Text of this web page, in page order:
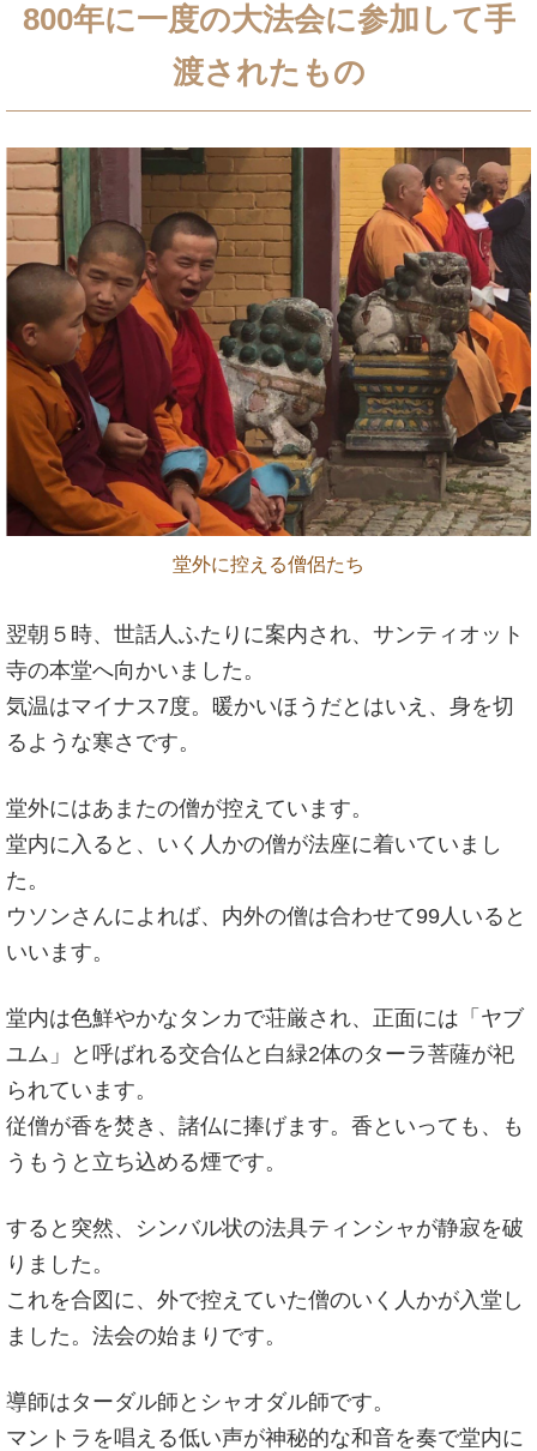
800年に一度の大法会に参加して手
渡されたもの
堂外に控える僧侶たち
翌朝５時、世話人ふたりに案内され、サンティオット
寺の本堂へ向かいました。
気温はマイナス7度。暖かいほうだとはいえ、身を切
るような寒さです。
堂外にはあまたの僧が控えています。
堂内に入ると、いく人かの僧が法座に着いていまし
た。
ウソンさんによれば、内外の僧は合わせて99人いると
いいます。
堂内は色鮮やかなタンカで荘厳され、正面には「ヤブ
ユム」と呼ばれる交合仏と白緑2体のターラ菩薩が祀
られています。
従僧が香を焚き、諸仏に捧げます。香といっても、も
うもうと立ち込める煙です。
すると突然、シンバル状の法具ティンシャが静寂を破
りました。
これを合図に、外で控えていた僧のいく人かが入堂し
ました。法会の始まりです。
導師はターダル師とシャオダル師です。
マントラを唱える低い声が神秘的な和音を奏で堂内に